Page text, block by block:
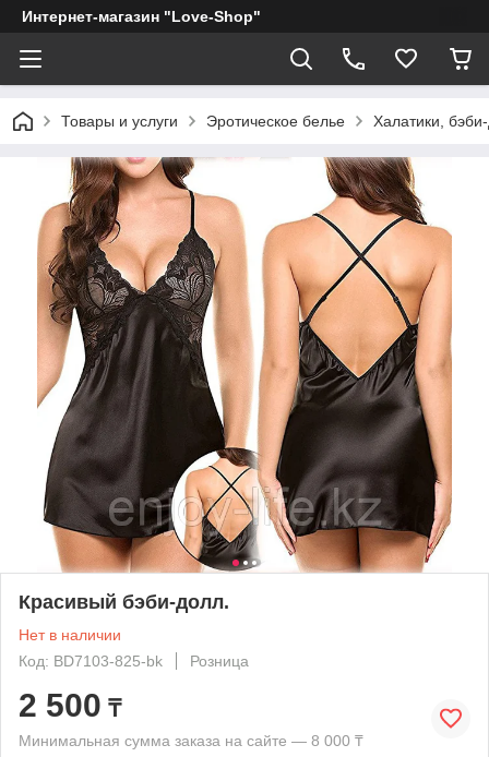
Интернет-магазин "Love-Shop"
Товары и услуги Эротическое белье Халатики,
Красивый бэби-долл.
Нет в наличии
Код: BD7103-825-bk
Розница
2 500 ₸
Минимальная сумма заказа на сайте — 8 000 ₸